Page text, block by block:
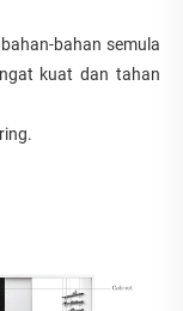
bahan semula
kuat dan tahan